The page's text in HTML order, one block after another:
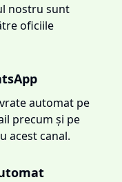
nostru sunt
oficiile
automat pe
precum și pe
acest canal.